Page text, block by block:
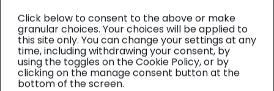
Click below to consent to the above or make
granular choices. Your choices will be applied to
this site only. You can change your settings at any
time, including withdrawing your consent, by
using the toggles on the Cookie Policy, or by
clicking on the manage consent button at the
bottom of the screen.